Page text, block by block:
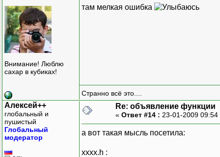
Внимание! Люблю
сахар в кубиках!
там мелкая ошибка
Странно всё это....
Алексей++
глобальный и
пушистый
Глобальный
модератор
Re: объявление функции
« Ответ #14 : 23-01-2009
а вот такая мысль посетила:
xxxx.h :